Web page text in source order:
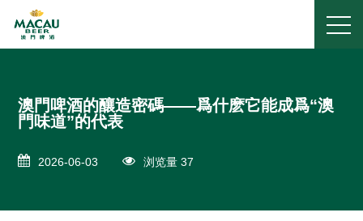
澳門啤酒的釀造密碼——爲什麽它能成爲“澳
門味道”的代表
2026-06-03 浏览量 37